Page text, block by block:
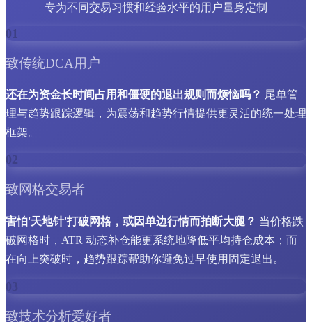
专为不同交易习惯和经验水平的用户量身定制
01
致传统DCA用户
还在为资金长时间占用和僵硬的退出规则而烦恼吗？ 尾单管
理与趋势跟踪逻辑，为震荡和趋势行情提供更灵活的统一处理
框架。
02
致网格交易者
害怕'天地针'打破网格，或因单边行情而拍断大腿？ 当价格跌
破网格时，ATR 动态补仓能更系统地降低平均持仓成本；而
在向上突破时，趋势跟踪帮助你避免过早使用固定退出。
03
致技术分析爱好者